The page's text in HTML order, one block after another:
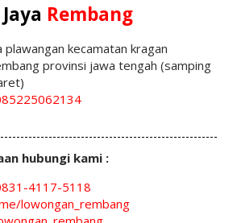
Rembang
plawangan kecamatan kragan
provinsi jawa tengah (samping
hubungi kami :
4117-5118
lowongan_rembang